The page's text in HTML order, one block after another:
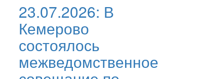
23.07.2026: В
Кемерово
состоялось
межведомственное